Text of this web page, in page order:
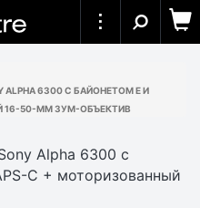
6300 С БАЙОНЕТОМ E И
16-50-ММ ЗУМ-ОБЪЕКТИВ
Alpha 6300 с
C + моторизованный